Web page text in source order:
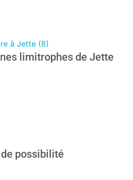
à Jette (8)
limitrophes de Jette
possibilité